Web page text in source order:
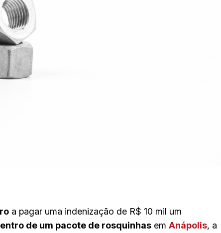
a pagar uma indenização de R$ 10 mil um
de um pacote de rosquinhas em Anápolis, a